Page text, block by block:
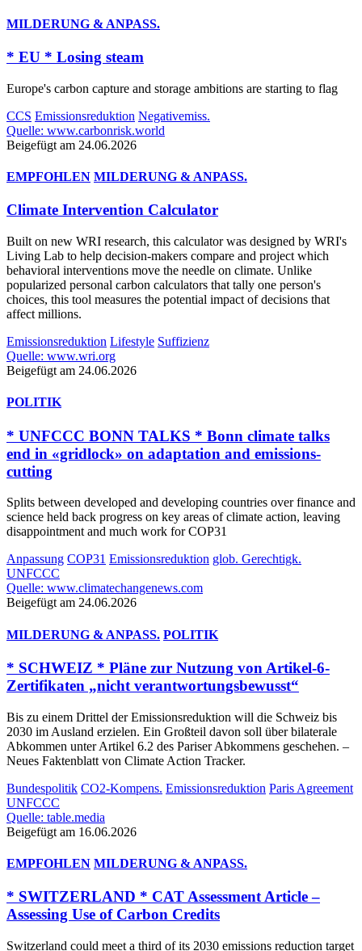
MILDERUNG & ANPASS.
* EU * Losing steam
Europe's carbon capture and storage ambitions are starting to flag
CCS Emissionsreduktion Negativemiss.
Quelle: www.carbonrisk.world
Beigefügt am 24.06.2026
EMPFOHLEN MILDERUNG & ANPASS.
Climate Intervention Calculator
Built on new WRI research, this calculator was designed by WRI's
Living Lab to help decision-makers compare and project which
behavioral interventions move the needle on climate. Unlike
popularized personal carbon calculators that tally one person's
choices, this tool measures the potential impact of decisions that
affect millions.
Emissionsreduktion Lifestyle Suffizienz
Quelle: www.wri.org
Beigefügt am 24.06.2026
POLITIK
* UNFCCC BONN TALKS * Bonn climate talks
end in «gridlock» on adaptation and emissions-
cutting
Splits between developed and developing countries over finance and
science held back progress on key areas of climate action, leaving
disappointment and much work for COP31
Anpassung COP31 Emissionsreduktion glob. Gerechtigk.
UNFCCC
Quelle: www.climatechangenews.com
Beigefügt am 24.06.2026
MILDERUNG & ANPASS. POLITIK
* SCHWEIZ * Pläne zur Nutzung von Artikel-6-
Zertifikaten „nicht verantwortungsbewusst“
Bis zu einem Drittel der Emissionsreduktion will die Schweiz bis
2030 im Ausland erzielen. Ein Großteil davon soll über bilaterale
Abkommen unter Artikel 6.2 des Pariser Abkommens geschehen. –
Neues Faktenblatt von Climate Action Tracker.
Bundespolitik CO2-Kompens. Emissionsreduktion Paris Agreement
UNFCCC
Quelle: table.media
Beigefügt am 16.06.2026
EMPFOHLEN MILDERUNG & ANPASS.
* SWITZERLAND * CAT Assessment Article –
Assessing Use of Carbon Credits
Switzerland could meet a third of its 2030 emissions reduction target